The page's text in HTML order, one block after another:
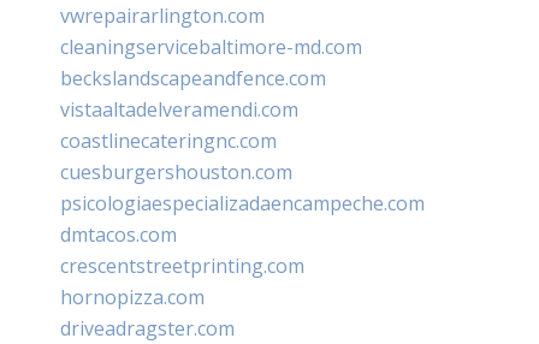
vwrepairarlington.com
cleaningservicebaltimore-md.com
beckslandscapeandfence.com
vistaaltadelveramendi.com
coastlinecateringnc.com
cuesburgershouston.com
psicologiaespecializadaencampeche.com
dmtacos.com
crescentstreetprinting.com
hornopizza.com
driveadragster.com